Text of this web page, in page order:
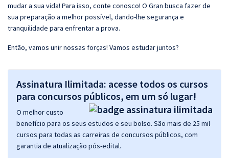
mudar a sua vida! Para isso, conte conosco! O Gran busca fazer de
sua preparação a melhor possível, dando-lhe segurança e
tranquilidade para enfrentar a prova.
Então, vamos unir nossas forças! Vamos estudar juntos?
Assinatura Ilimitada: acesse todos os cursos
para concursos públicos, em um só lugar!
O melhor custo
benefício para os seus estudos e seu bolso. São mais de 25 mil
cursos para todas as carreiras de concursos públicos, com
garantia de atualização pós-edital.